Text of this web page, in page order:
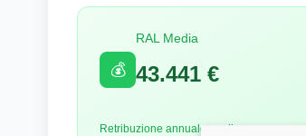
💰
RAL Media
43.441 €
Retribuzione annuale media